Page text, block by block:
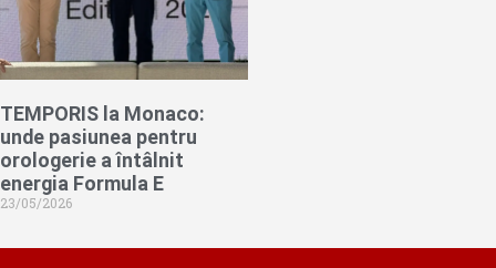
TEMPORIS la Monaco:
unde pasiunea pentru
orologerie a întâlnit
energia Formula E
23/05/2026